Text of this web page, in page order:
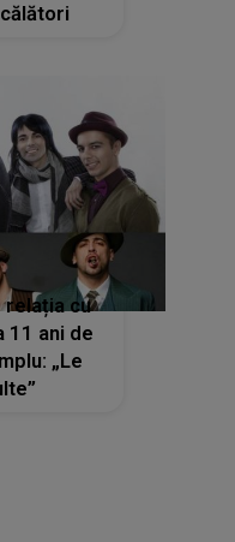
relația cu
11 ani de
„Le